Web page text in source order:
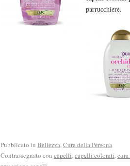
parrucchiere.
Pubblicato in Bellezza, Cura della Persona
Contrassegnato con capelli, capelli colorati,